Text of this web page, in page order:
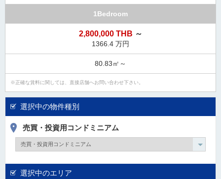
選択中の物件種別
売買・投資用コンドミニアム
選択中のエリア
1Bedroom
2,800,000 THB ～
1366.4 万円
80.83㎡～
正確な賃料に関しては、直接店舗へお問い合わせ下さい。